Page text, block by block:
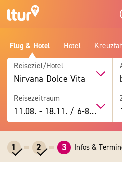
Flug & Hotel Hotel
Reiseziel/Hotel
Nirvana Dolce Vita
Reisezeitraum
11.08. -18.11. / 6-8 Tage
1 2 3 Infos &